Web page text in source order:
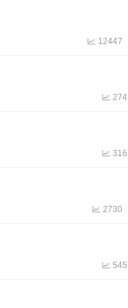
12447
274
316
2730
545